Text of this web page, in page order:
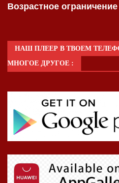
Возрастное ограничение
НАШ ПЛЕЕР В ТВОЕМ
МНОГОЕ ДРУГОЕ :